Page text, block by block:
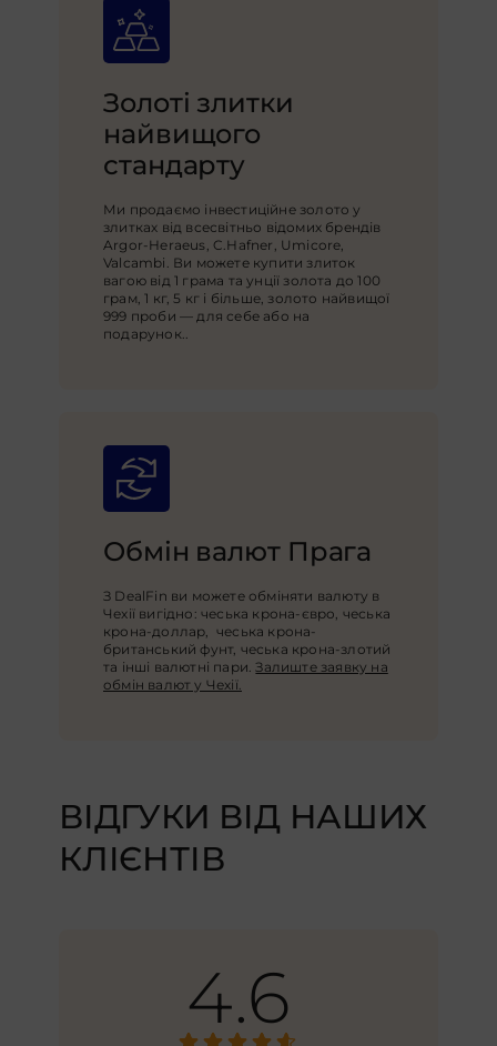
Золоті злитки
найвищого
стандарту
Ми продаємо інвестиційне золото у
злитках від всесвітньо відомих брендів
Argor-Heraeus, C.Hafner, Umicore,
Valcambi. Ви можете купити злиток
вагою від 1 грама та унції золота до 100
грам, 1 кг, 5 кг і більше, золото найвищої
999 проби — для себе або на
подарунок..
Обмін валют Прага
З DealFin ви можете обміняти валюту в
Чехії вигідно: чеська крона-євро, чеська
крона-доллар, чеська крона-
британський фунт, чеська крона-злотий
та інші валютні пари.Залиште заявку на
обмін валют у Чехії.
ВІДГУКИ ВІД НАШИХ
КЛІЄНТІВ
4.6